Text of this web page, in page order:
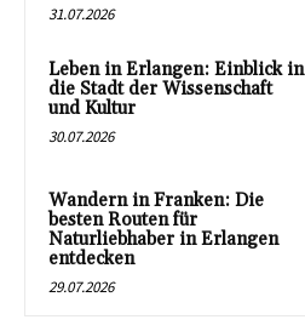
31.07.2026
Leben in Erlangen: Einblick in
die Stadt der Wissenschaft
und Kultur
30.07.2026
Wandern in Franken: Die
besten Routen für
Naturliebhaber in Erlangen
entdecken
29.07.2026